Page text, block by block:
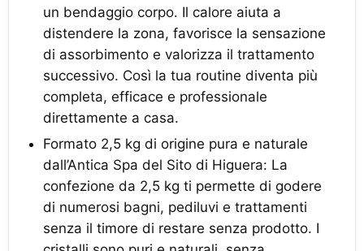
un bendaggio corpo. Il calore aiuta a
distendere la zona, favorisce la sensazione
di assorbimento e valorizza il trattamento
successivo. Così la tua routine diventa più
completa, efficace e professionale
direttamente a casa.
Formato 2,5 kg di origine pura e naturale
dall’Antica Spa del Sito di Higuera: La
confezione da 2,5 kg ti permette di godere
di numerosi bagni, pediluvi e trattamenti
senza il timore di restare senza prodotto. I